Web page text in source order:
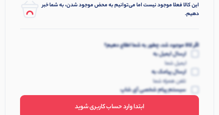
این کالا فعلا موجود نیست اما می‌توانیم به محض موجود شدن، به شما خبر
دهیم.
اگر کالا موجود شد، چطور به شما اطلاع دهیم؟
ارسال ایمیل به
ایمیل شما
ارسال پیامک به
تلفن همراه شما
سیستم پیام شخصی آی شاپ
ابتدا وارد حساب کاربری شوید